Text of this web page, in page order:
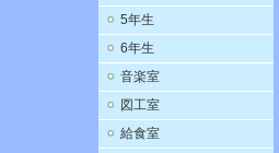
5年生
6年生
音楽室
図工室
給食室